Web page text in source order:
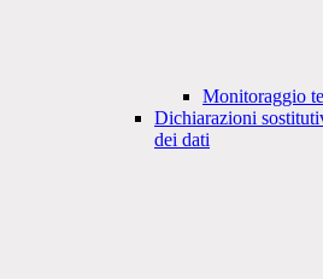
Monitoraggio
Dichiarazioni
dei dati